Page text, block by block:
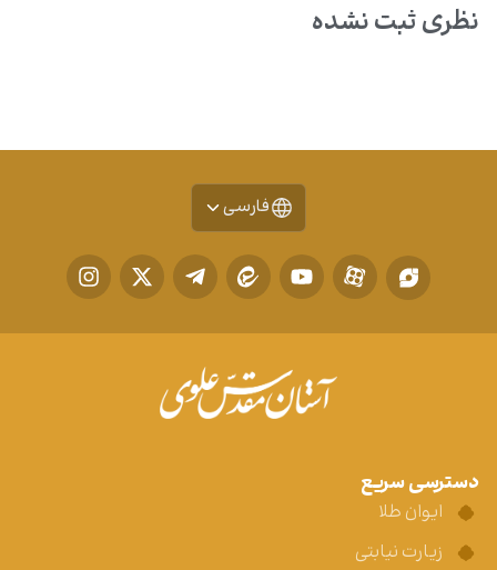
نظری ثبت نشده
فارسی
دسترسی سریع
ایوان طلا
زیارت نیابتی